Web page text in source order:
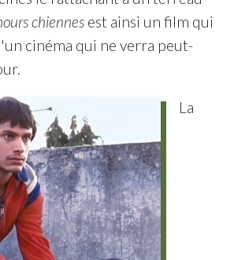
chiennesest ainsi un film qui
cinéma qui ne verra peut-
La